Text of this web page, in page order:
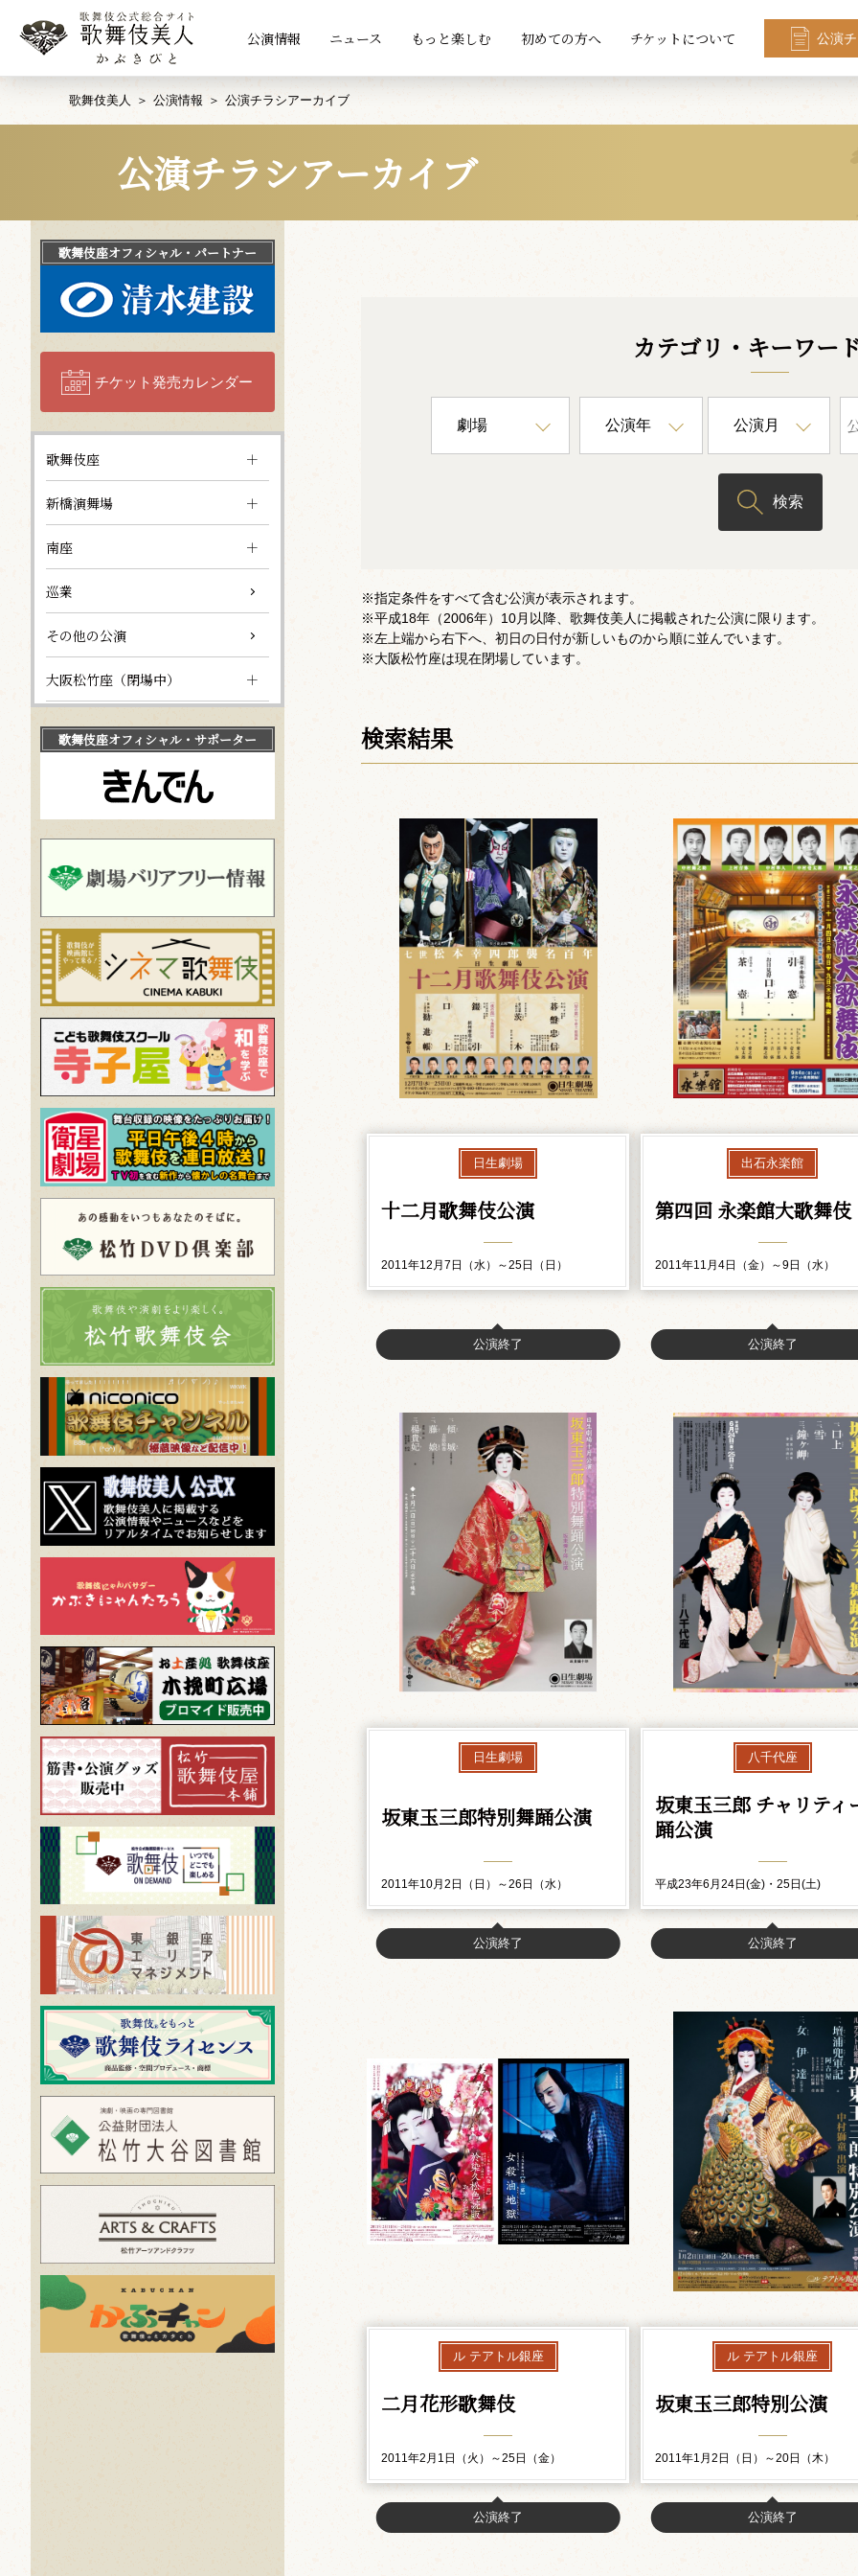
公演情報 ニュース もっと楽しむ 初めての方へ チケットについて 公演
歌舞伎美人 公演情報 公演チラシアーカイブ
公演チラシアーカイブ
カテゴリ・キーワー
検索
※指定条件をすべて含む公演が表示されます。
※平成18年（2006年）10月以降、歌舞伎美人に掲載された公演に限ります。
※左上端から右下へ、初日の日付が新しいものから順に並んでいます。
※大阪松竹座は現在閉場しています。
検索結果
日生劇場
十二月歌舞伎公演
2011年12月7日（水）～25日（日）
公演終了
出石永楽館
第四回 永楽館大歌舞伎
2011年11月4日（金）～9日（水）
公演終了
日生劇場
坂東玉三郎特別舞踊公演
2011年10月2日（日）～26日（水）
公演終了
八千代座
坂東玉三郎 チャリティ
踊公演
平成23年6月24日(金)・25日(土)
公演終了
ル テアトル銀座
二月花形歌舞伎
2011年2月1日（火）～25日（金）
公演終了
ル テアトル銀座
坂東玉三郎特別公演
2011年1月2日（日）～20日（木）
公演終了
歌舞伎座オフィシャル・パートナー
チケット発売カレンダー
歌舞伎座
新橋演舞場
南座
巡業
その他の公演
大阪松竹座（閉場中）
歌舞伎座オフィシャル・サポーター